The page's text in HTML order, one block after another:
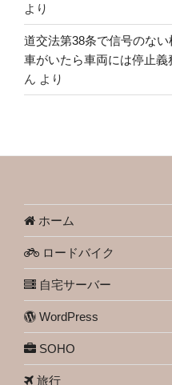
より
道交法第38条で信号のな
車がいたら車両には停止
ん より
ホーム
ロードバイク
自宅サーバー
WordPress
SOHO
旅行